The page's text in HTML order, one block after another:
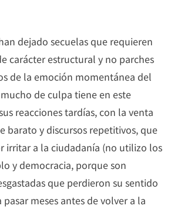
dejado secuelas que requieren
carácter estructural y no parches
de la emoción momentánea del
de culpa tiene en este
reacciones tardías, con la venta
barato y discursos repetitivos, que
irritar a la ciudadanía (no utilizo los
y democracia, porque son
que perdieron su sentido
pasar meses antes de volver a la